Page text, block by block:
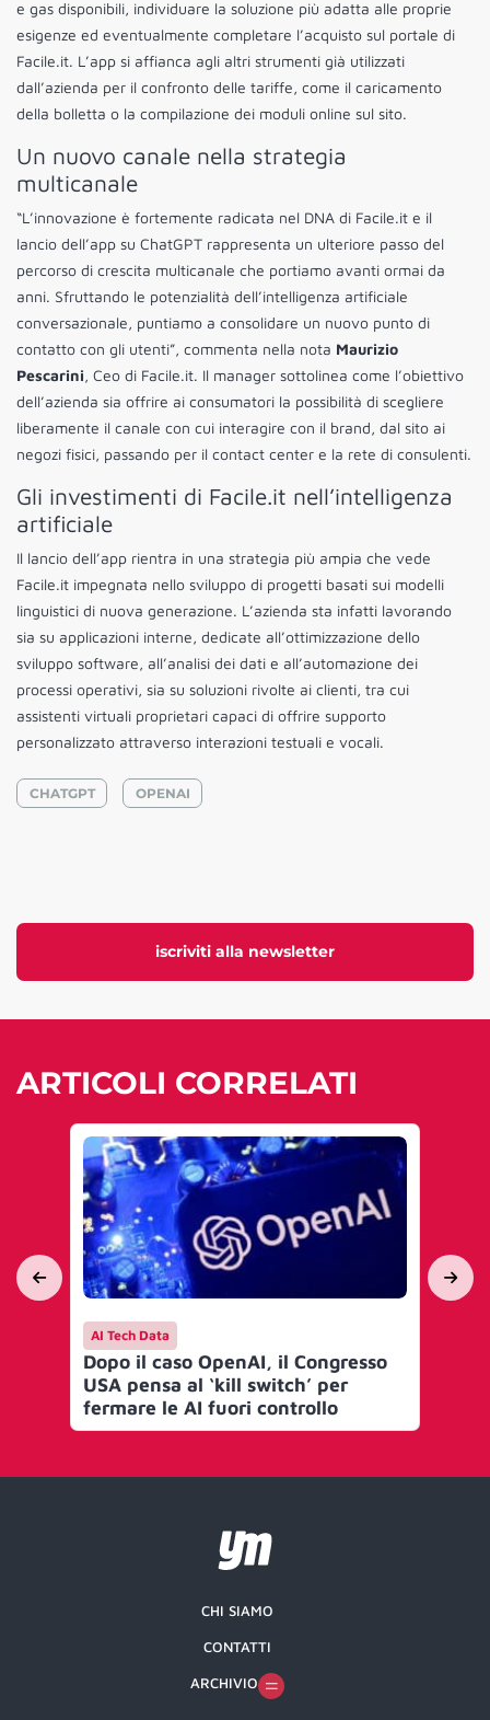
iscriviti alla newsletter
e gas disponibili, individuare la soluzione più adatta alle proprie
esigenze ed eventualmente completare l’acquisto sul portale di
Facile.it. L’app si affianca agli altri strumenti già utilizzati
dall’azienda per il confronto delle tariffe, come il caricamento
della bolletta o la compilazione dei moduli online sul sito.
Un nuovo canale nella strategia
multicanale
“L’innovazione è fortemente radicata nel DNA di Facile.it e il
lancio dell’app su ChatGPT rappresenta un ulteriore passo del
percorso di crescita multicanale che portiamo avanti ormai da
anni. Sfruttando le potenzialità dell’intelligenza artificiale
conversazionale, puntiamo a consolidare un nuovo punto di
contatto con gli utenti”, commenta nella nota Maurizio
Pescarini, Ceo di Facile.it. Il manager sottolinea come l’obiettivo
dell’azienda sia offrire ai consumatori la possibilità di scegliere
liberamente il canale con cui interagire con il brand, dal sito ai
negozi fisici, passando per il contact center e la rete di consulenti.
Gli investimenti di Facile.it nell’intelligenza
artificiale
Il lancio dell’app rientra in una strategia più ampia che vede
Facile.it impegnata nello sviluppo di progetti basati sui modelli
linguistici di nuova generazione. L’azienda sta infatti lavorando
sia su applicazioni interne, dedicate all’ottimizzazione dello
sviluppo software, all’analisi dei dati e all’automazione dei
processi operativi, sia su soluzioni rivolte ai clienti, tra cui
assistenti virtuali proprietari capaci di offrire supporto
personalizzato attraverso interazioni testuali e vocali.
CHATGPT OPENAI
ARTICOLI CORRELATI
AI Tech Data
Dopo il caso OpenAI, il Congresso
USA pensa al ‘kill switch’ per
fermare le AI fuori controllo
CHI SIAMO
CONTATTI
ARCHIVIO